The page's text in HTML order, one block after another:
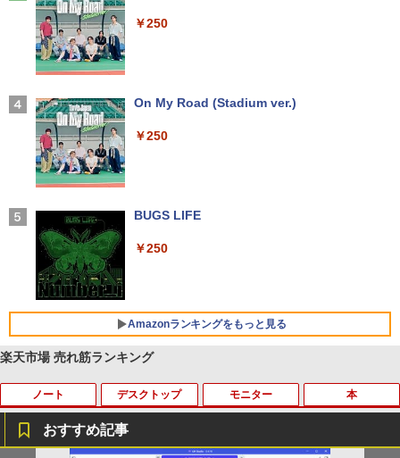
【2026年アップグレード版】AOKIMI ワイヤ
軽量 ブルートゥースHi-Fi 最大36時間再生 ぶ
リング ANC 36時間再生
￥2,980
￥250
On My Road (Stadium ver.)
￥250
BUGS LIFE
￥250
Amazonランキングをもっと見る
【Amazon.co.jp限定】 い・ろ・は・す 2L P
ET ラベルレス ×8本
￥1,112
薬屋のひとりごと 17巻 (デジタル版ビッグガ
ンガンコミックス)
￥770
楽天市場 売れ筋ランキング
ノート デスクトップ モニター 本
おすすめ記事